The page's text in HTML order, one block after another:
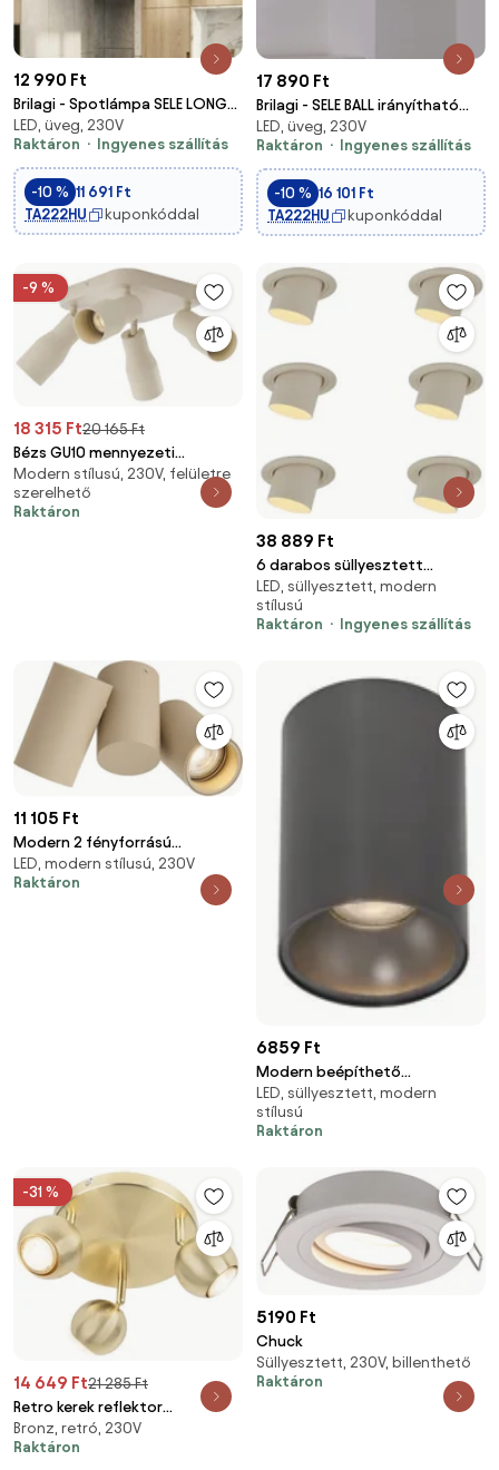
12 990 Ft
Brilagi - Spotlámpa SELE LONG
3xGU10/30W/230V bézs
LED, üveg, 230V
Raktáron
Ingyenes szállítás
-10 % 11 691 Ft
TA222HU
kuponkóddal
17 890 Ft
Brilagi - SELE BALL irányítható
spotlámpa 3xGU10/30W/230V
+ 1xG9/10W bézs
LED, üveg, 230V
Raktáron
Ingyenes szállítás
-10 % 16 101 Ft
TA222HU
kuponkóddal
-9 %
18 315 Ft20 165 Ft
Bézs GU10 mennyezeti
spotlámpa, 50 mm-es négyzet,
4 fényforrás - Stanley
Modern stílusú, 230V, felületre
szerelhető
Raktáron
38 889 Ft
6 darabos süllyesztett
spotlámpa szett bézs GU10
50mm kerek forgatható és
dönthető - Installa
LED, süllyesztett, modern
stílusú
Raktáron
Ingyenes szállítás
11 105 Ft
Modern 2 fényforrású
dönthető mennyezeti
spotlámpa taupe - Michael
LED, modern stílusú, 230V
Raktáron
6859 Ft
Modern beépíthető
spotlámpa, bronzos metál
GU10 50 mm - Deep
LED, süllyesztett, modern
stílusú
Raktáron
-31 %
14 649 Ft21 285 Ft
Retro kerek reflektor
sárgarézzel mennyezeti
tárcsával 3-lámpás - Gissi
Bronz, retró, 230V
Raktáron
5190 Ft
Chuck
Süllyesztett, 230V, billenthető
Raktáron